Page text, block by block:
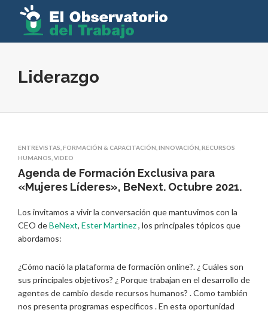
Liderazgo
ENTREVISTAS FORMACIÓN & CAPACITACIÓN INNOVACIÓN RECURSOS
HUMANOS VIDEO
Agenda de Formación Exclusiva para
«Mujeres Líderes», BeNext. Octubre 2021.
Los invitamos a vivir la conversación que mantuvimos con la
CEO deBeNext, Ester Martinez, los principales tópicos que
abordamos:
¿Cómo nació la plataforma de formación online?. ¿ Cuáles son
sus principales objetivos? ¿ Porque trabajan en el desarrollo de
agentes de cambio desde recursos humanos? . Como también
nos presenta programas específicos . En esta oportunidad